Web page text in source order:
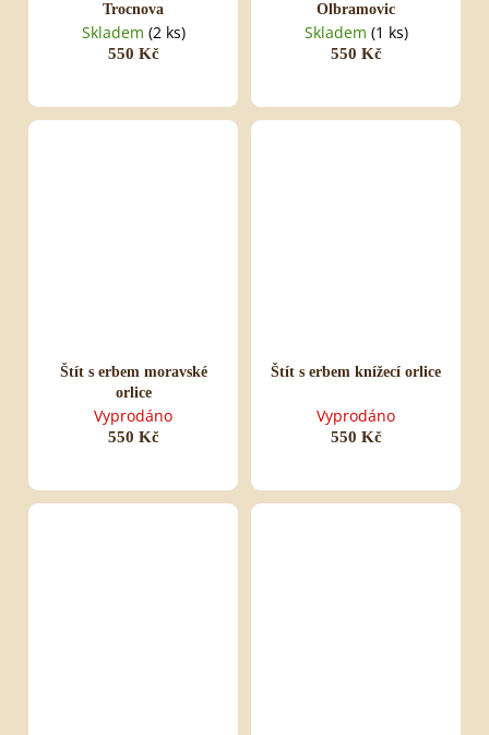
Trocnova
Skladem (2 ks)
550 Kč
Olbramovic
Skladem (1 ks)
550 Kč
Štít s erbem moravské
orlice
Vyprodáno
550 Kč
Štít s erbem knížecí orlice
Vyprodáno
550 Kč